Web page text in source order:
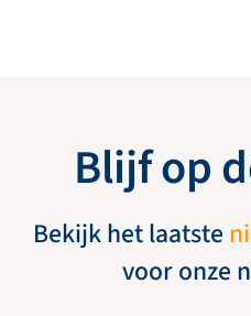
Blijf op
Bekijk het laatste
voor onze